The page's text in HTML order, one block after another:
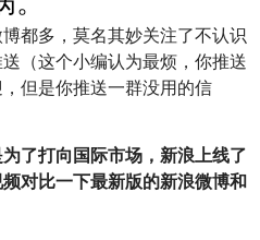
都多，莫名其妙关注了不认识
（这个小编认为最烦，你推送
但是你推送一群没用的信
了打向国际市场，新浪上线了
对比一下最新版的新浪微博和